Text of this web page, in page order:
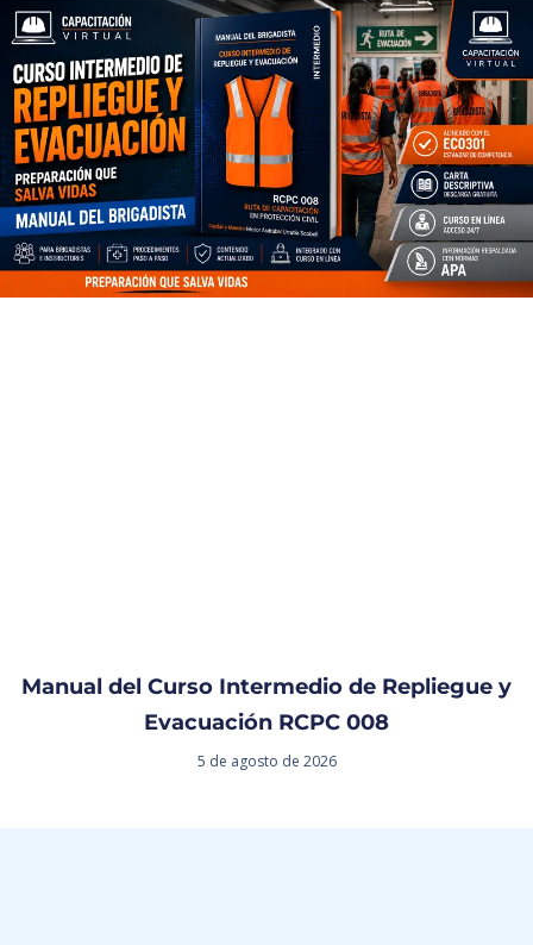
Manual del Curso Intermedio de Repliegue y
Evacuación RCPC 008
5 de agosto de 2026